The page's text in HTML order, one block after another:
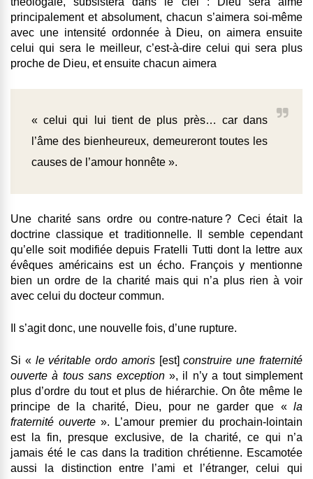
principalement et absolument, chacun s’aimera soi-même
avec une intensité ordonnée à Dieu, on aimera ensuite
celui qui sera le meilleur, c’est-à-dire celui qui sera plus
proche de Dieu, et ensuite chacun aimera
« celui qui lui tient de plus près… car dans
l’âme des bienheureux, demeureront toutes les
causes de l’amour honnête ».
Une charité sans ordre ou contre-nature ? Ceci était la
doctrine classique et traditionnelle. Il semble cependant
qu’elle soit modifiée depuis Fratelli Tutti dont la lettre aux
évêques américains est un écho. François y mentionne
bien un ordre de la charité mais qui n’a plus rien à voir
avec celui du docteur commun.
Il s’agit donc, une nouvelle fois, d’une rupture.
Si « le véritable ordo amoris[est]construire une fraternité
ouverte à tous sans exception», il n’y a tout simplement
plus d’ordre du tout et plus de hiérarchie. On ôte même le
principe de la charité, Dieu, pour ne garder que « la
fraternité ouverte ». L’amour premier du prochain-lointain
est la fin, presque exclusive, de la charité, ce qui n’a
jamais été le cas dans la tradition chrétienne. Escamotée
aussi la distinction entre l’ami et l’étranger, celui qui